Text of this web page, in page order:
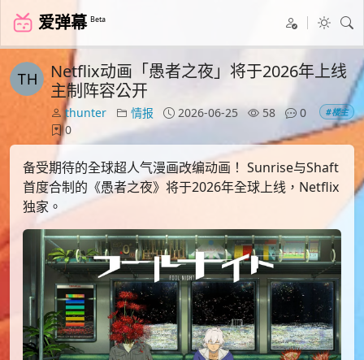
爱弹幕 Beta
Netflix动画「愚者之夜」将于2026年上线
主制阵容公开
thunter 情报 2026-06-25 58
0
0
#楼主
备受期待的全球超人气漫画改编动画！ Sunrise与Shaft
首度合制的《愚者之夜》将于2026年全球上线，Netflix
独家。